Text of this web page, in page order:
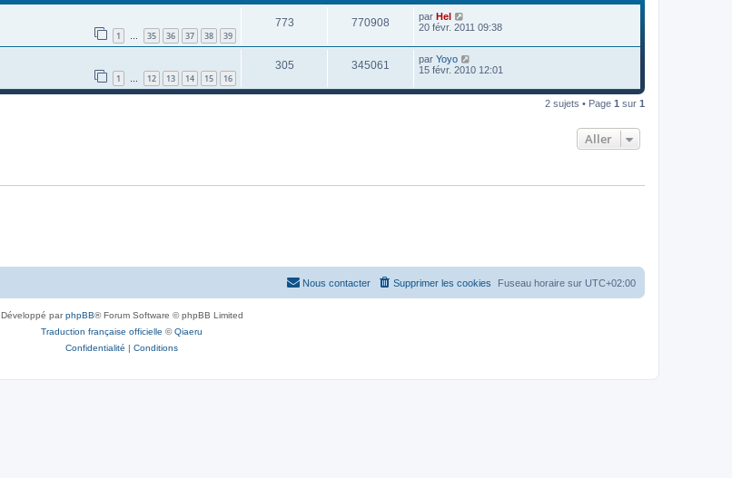
1 … 35 36 37 38 39
773 770908 par Hel
20 févr. 2011 09:38
1 … 12 13 14 15 16
305 345061 par Yoyo
15 févr. 2010 12:01
2 sujets • Page 1 sur 1
Aller
Fuseau horaire sur UTC+02:00
Supprimer les cookies
Nous contacter
Développé parphpBB® Forum Software © phpBB Limited
Traduction française officielle ©Qiaeru
Confidentialité | Conditions